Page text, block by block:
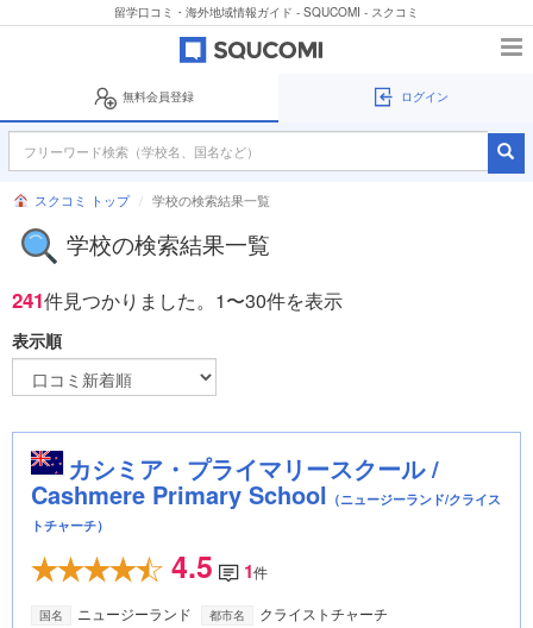
留学口コミ・海外地域情報ガイド - SQUCOMI - スクコミ
無料会員登録 ログイン
スクコミ トップ 学校の検索結果一覧
学校の検索結果一覧
241件見つかりました。 1〜30件を表示
表示順
カシミア・プライマリースクール /
Cashmere Primary School （ニュージーランド/クライス
トチャーチ）
4.5 1件
国名 ニュージーランド 都市名 クライストチャーチ